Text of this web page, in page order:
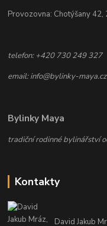
Provozovna: Chotýšany 42,
telefon: +420 730 249 327
email: info@bylinky-maya.cz
Bylinky Maya
tradiční rodinné bylinářství
Kontakty
David Jakub